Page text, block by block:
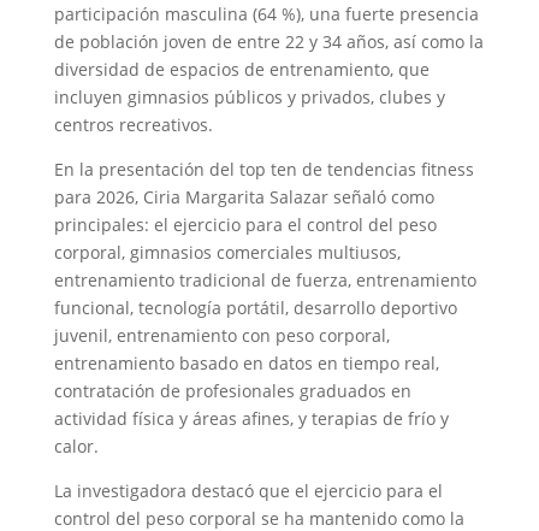
participación masculina (64 %), una fuerte presencia
de población joven de entre 22 y 34 años, así como la
diversidad de espacios de entrenamiento, que
incluyen gimnasios públicos y privados, clubes y
centros recreativos.
En la presentación del top ten de tendencias fitness
para 2026, Ciria Margarita Salazar señaló como
principales: el ejercicio para el control del peso
corporal, gimnasios comerciales multiusos,
entrenamiento tradicional de fuerza, entrenamiento
funcional, tecnología portátil, desarrollo deportivo
juvenil, entrenamiento con peso corporal,
entrenamiento basado en datos en tiempo real,
contratación de profesionales graduados en
actividad física y áreas afines, y terapias de frío y
calor.
La investigadora destacó que el ejercicio para el
control del peso corporal se ha mantenido como la